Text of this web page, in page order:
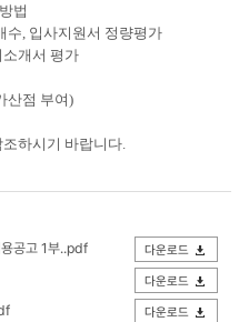
법
수, 입사지원서 정량평가
소개서 평가
산점 부여)
하시기 바랍니다.
공고 1부..pdf
다운로드
다운로드
다운로드